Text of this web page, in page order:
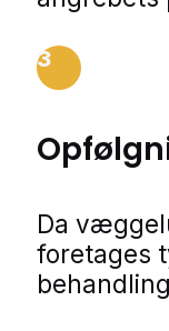
3
Da
foretages